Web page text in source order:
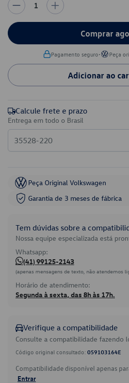
1
Comprar
Pagamento seguro• Peça
Adicionar ao
Calcule frete e prazo
Entrega em todo o Brasil
Peça Original Volkswagen
Garantia de 3 meses de fábrica
Tem dúvidas sobre a
Nossa equipe especializada está
Whatsapp:
(41) 99125-2143
(apenas mensagens de texto, não atendemos
Horário de atendimento:
Segunda à sexta, das 8h às 17h.
Verifique a compatibilidade
Consulte a compatibilidade fazendo
Código original consultado: 059103164E
Compatibilidade disponível apenas
Entrar